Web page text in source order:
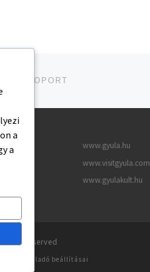
CSOPORT
www.gyula.hu
www.visitgyula.com
www.gyulakult.hu
rights reserved
téma haladó beállításai
a
a